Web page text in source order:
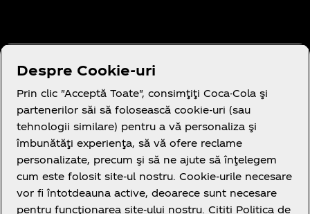
Aveți nevoie de ajutor?
Legal
Despre Cookie-uri
Prin clic "Acceptă Toate", consimţiţi Coca-Cola şi
partenerilor săi să folosească cookie-uri (sau
tehnologii similare) pentru a vă personaliza şi
îmbunătăţi experienţa, să vă ofere reclame
personalizate, precum şi să ne ajute să înţelegem
cum este folosit site-ul nostru. Cookie-urile necesare
vor fi întotdeauna active, deoarece sunt necesare
pentru funcţionarea site-ului nostru. Citiți Politica de